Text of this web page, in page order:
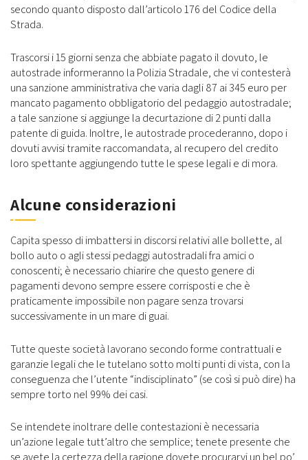
secondo quanto disposto dall’articolo 176 del Codice della
Strada.
Trascorsi i 15 giorni senza che abbiate pagato il dovuto, le
autostrade informeranno la Polizia Stradale, che vi contesterà
una sanzione amministrativa che varia dagli 87 ai 345 euro per
mancato pagamento obbligatorio del pedaggio autostradale;
a tale sanzione si aggiunge la decurtazione di 2 punti dalla
patente di guida. Inoltre, le autostrade procederanno, dopo i
dovuti avvisi tramite raccomandata, al recupero del credito
loro spettante aggiungendo tutte le spese legali e di mora.
Alcune considerazioni
Capita spesso di imbattersi in discorsi relativi alle bollette, al
bollo auto o agli stessi pedaggi autostradali fra amici o
conoscenti; è necessario chiarire che questo genere di
pagamenti devono sempre essere corrisposti e che è
praticamente impossibile non pagare senza trovarsi
successivamente in un mare di guai.
Tutte queste società lavorano secondo forme contrattuali e
garanzie legali che le tutelano sotto molti punti di vista, con la
conseguenza che l’utente “indisciplinato” (se così si può dire) ha
sempre torto nel 99% dei casi.
Se intendete inoltrare delle contestazioni è necessaria
un’azione legale tutt’altro che semplice; tenete presente che
se avete la certezza della ragione dovete procurarvi un bel po’